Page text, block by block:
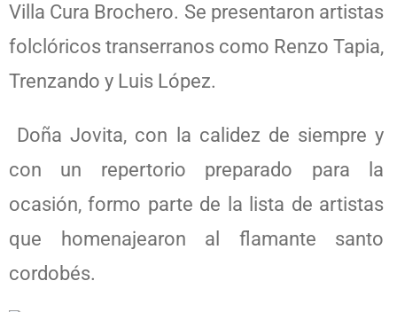
Villa Cura Brochero. Se presentaron artistas
folclóricos transerranos como Renzo Tapia,
Trenzando y Luis López.
Doña Jovita, con la calidez de siempre y
con un repertorio preparado para la
ocasión, formo parte de la lista de artistas
que homenajearon al flamante santo
cordobés.